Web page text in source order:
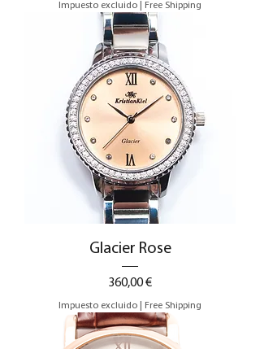
Impuesto excluido Free Shipping
Glacier Rose
Precio
360,00 €
Impuesto excluido Free Shipping